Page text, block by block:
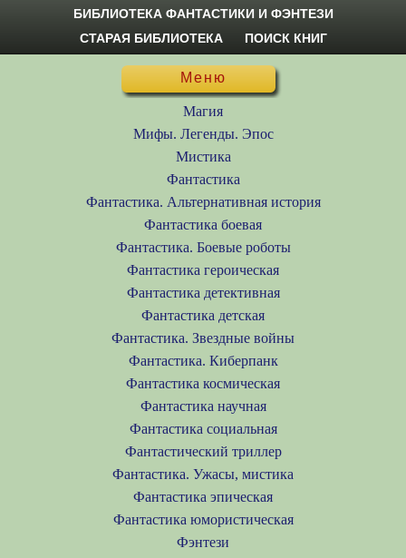
БИБЛИОТЕКА ФАНТАСТИКИ И ФЭНТЕЗИ
СТАРАЯ БИБЛИОТЕКА
ПОИСК КНИГ
Меню
Магия
Мифы. Легенды. Эпос
Мистика
Фантастика
Фантастика. Альтернативная история
Фантастика боевая
Фантастика. Боевые роботы
Фантастика героическая
Фантастика детективная
Фантастика детская
Фантастика. Звездные войны
Фантастика. Киберпанк
Фантастика космическая
Фантастика научная
Фантастика социальная
Фантастический триллер
Фантастика. Ужасы, мистика
Фантастика эпическая
Фантастика юмористическая
Фэнтези